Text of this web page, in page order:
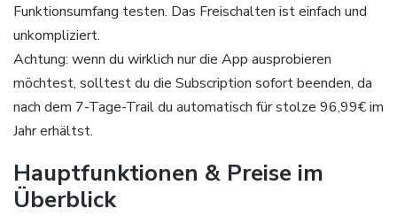
Funktionsumfang testen. Das Freischalten ist einfach und
unkompliziert.
Achtung: wenn du wirklich nur die App ausprobieren
möchtest, solltest du die Subscription sofort beenden, da
nach dem 7-Tage-Trail du automatisch für stolze 96,99€ im
Jahr erhältst.
Hauptfunktionen & Preise im
Überblick